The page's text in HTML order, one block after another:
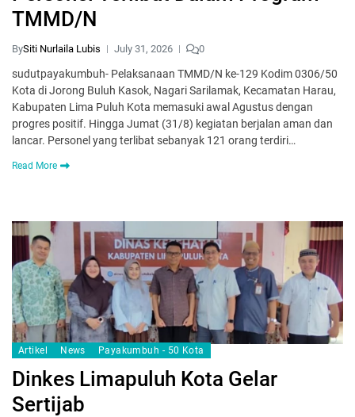
TMMD/N
BySiti Nurlaila Lubis July 31, 2026 0
sudutpayakumbuh- Pelaksanaan TMMD/N ke-129 Kodim 0306/50
Kota di Jorong Buluh Kasok, Nagari Sarilamak, Kecamatan Harau,
Kabupaten Lima Puluh Kota memasuki awal Agustus dengan
progres positif. Hingga Jumat (31/8) kegiatan berjalan aman dan
lancar. Personel yang terlibat sebanyak 121 orang terdiri…
Read More
Artikel News Payakumbuh - 50 Kota
Dinkes Limapuluh Kota Gelar
Sertijab